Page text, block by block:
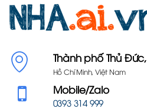
Thành phố Thủ Đức,
Hồ Chí Minh, Việt Nam
Mobile/Zalo
0393 314 999